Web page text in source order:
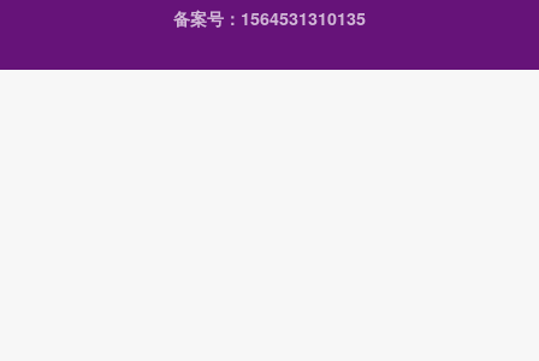
备案号：1564531310135